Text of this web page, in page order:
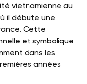
vietnamienne au
il débute une
Cette
et symbolique
dans les
années